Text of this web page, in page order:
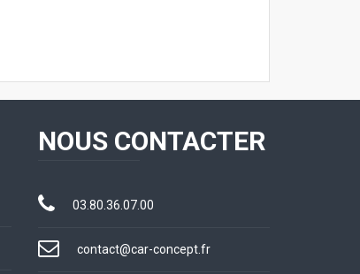
NOUS CONTACTER
03.80.36.07.00
contact@car-concept.fr